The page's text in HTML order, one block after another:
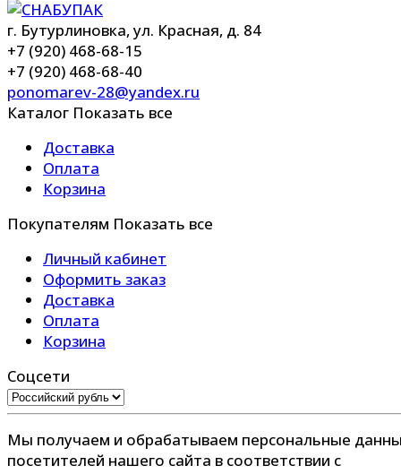
г. Бутурлиновка, ул. Красная, д. 84
+7 (920) 468-68-15
+7 (920) 468-68-40
ponomarev-28@yandex.ru
Каталог Показать все
Доставка
Оплата
Корзина
Покупателям Показать все
Личный кабинет
Оформить заказ
Доставка
Оплата
Корзина
Соцсети
Мы получаем и обрабатываем персональные
посетителей нашего сайта в соответствии с